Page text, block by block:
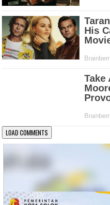
LOAD COMMENTS